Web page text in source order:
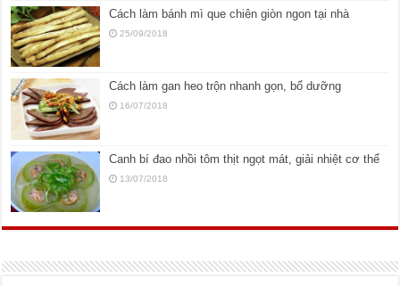
Cách làm bánh mì que chiên giòn ngon tại nhà
25/09/2018
Cách làm gan heo trộn nhanh gọn, bổ dưỡng
16/07/2018
Canh bí đao nhồi tôm thịt ngọt mát, giải nhiệt cơ thể
13/07/2018